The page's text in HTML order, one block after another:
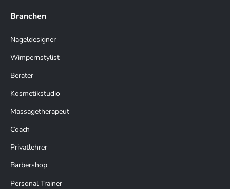
Branchen
Nageldesigner
Wimpernstylist
Berater
Kosmetikstudio
Massagetherapeut
Coach
Privatlehrer
Barbershop
Personal Trainer